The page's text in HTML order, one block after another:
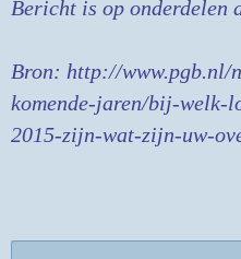
Bericht is op onderdelen
Bron: http://www.pgb.nl/
komende-jaren/bij-welk-
2015-zijn-wat-zijn-uw-